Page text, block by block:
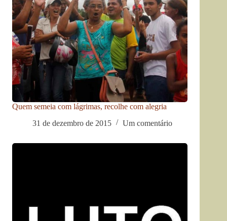
Quem semeia com lágrimas, recolhe com alegria
31 de dezembro de 2015
Um comentário